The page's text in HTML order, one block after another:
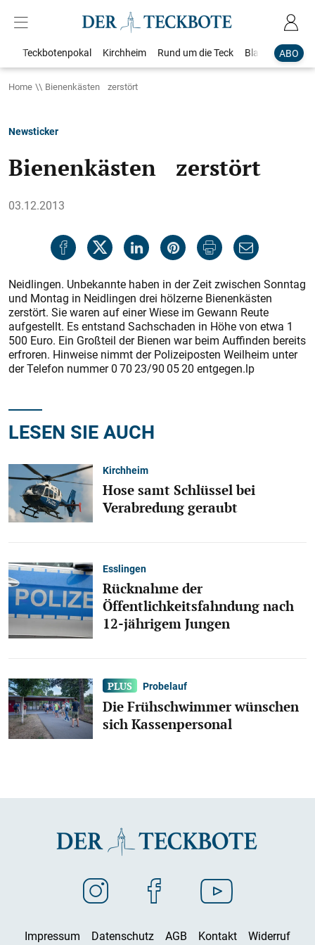
ABO
Teckbotenpokal Kirchheim Rund um die Teck Blaulicht
Home Bienenkästen zerstört
Newsticker
Bienenkästen zerstört
03.12.2013
Neidlingen. Unbekannte haben in der Zeit zwischen Sonntag
und Montag in Neidlingen drei hölzerne Bienenkästen
zerstört. Sie waren auf einer Wiese im Gewann Reute
aufgestellt. Es entstand Sachschaden in Höhe von etwa 1
500 Euro. Ein Großteil der Bienen war beim Auffinden bereits
erfroren. Hinweise nimmt der Polizeiposten Weilheim unter
der Telefon nummer 0 70 23/90 05 20 entgegen.lp
LESEN SIE AUCH
Kirchheim
Hose samt Schlüssel bei
Verabredung geraubt
Esslingen
Rücknahme der
Öffentlichkeitsfahndung nach
12-jährigem Jungen
Probelauf
Die Frühschwimmer wünschen
sich Kassenpersonal
Impressum Datenschutz AGB Kontakt Widerruf